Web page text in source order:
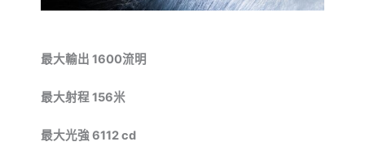
最大輸出 1600流明
最大射程156米
最大光強6112 cd